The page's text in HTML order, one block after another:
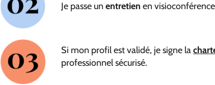
Je passe un entretien en
Si mon profil est validé, je signe la
professionnel sécurisé.